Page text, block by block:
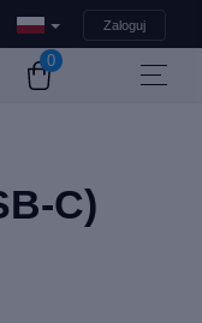
Zaloguj
0
C)